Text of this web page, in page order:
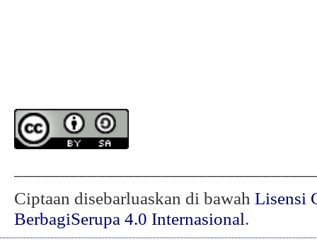
Ciptaan disebarluaskan di bawah Lisensi
BerbagiSerupa 4.0 Internasional.